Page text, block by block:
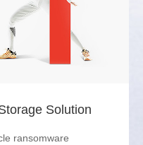
Solution
ransomware